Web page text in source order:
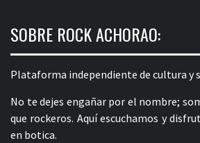
SOBRE ROCK ACHORAO:
Plataforma independiente de cultura y
No te dejes engañar por el nombre;
que rockeros. Aquí escuchamos y
en botica.